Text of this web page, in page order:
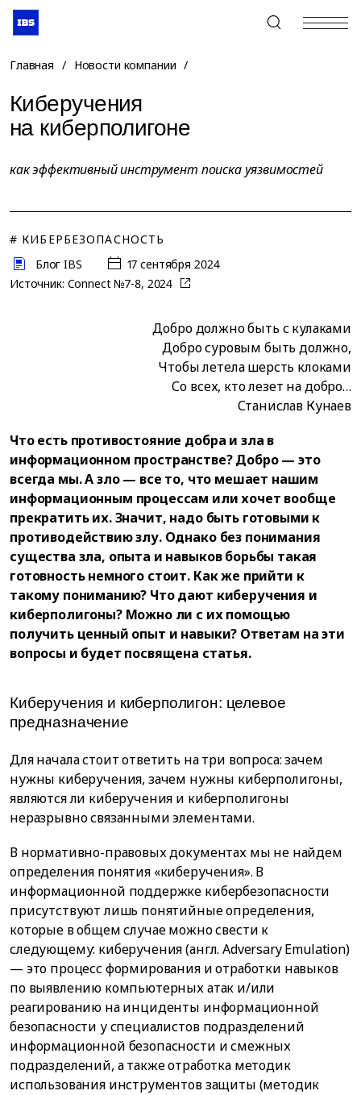
+7 (495) 967-80-80
Главная / Новости компании /
Киберучения
на киберполигоне
как эффективный инструмент поиска уязвимостей
# КИБЕРБЕЗОПАСНОСТЬ
Блог IBS
17 сентября 2024
Источник: Connect №7-8, 2024
Добро должно быть с кулаками
Добро суровым быть должно,
Чтобы летела шерсть клоками
Со всех, кто лезет на добро…
Станислав Кунаев
Что есть противостояние добра и зла в
информационном пространстве? Добро — это
всегда мы. А зло — все то, что мешает нашим
информационным процессам или хочет вообще
прекратить их. Значит, надо быть готовыми к
противодействию злу. Однако без понимания
существа зла, опыта и навыков борьбы такая
готовность немного стоит. Как же прийти к
такому пониманию? Что дают киберучения и
киберполигоны? Можно ли с их помощью
получить ценный опыт и навыки? Ответам на эти
вопросы и будет посвящена статья.
Киберучения и киберполигон: целевое
предназначение
Для начала стоит ответить на три вопроса: зачем
нужны киберучения, зачем нужны киберполигоны,
являются ли киберучения и киберполигоны
неразрывно связанными элементами.
В нормативно-правовых документах мы не найдем
определения понятия «киберучения». В
информационной поддержке кибербезопасности
присутствуют лишь понятийные определения,
которые в общем случае можно свести к
следующему: киберучения (англ. Adversary Emulation)
— это процесс формирования и отработки навыков
по выявлению компьютерных атак и/или
реагированию на инциденты информационной
безопасности у специалистов подразделений
информационной безопасности и смежных
подразделений, а также отработка методик
использования инструментов защиты (методик